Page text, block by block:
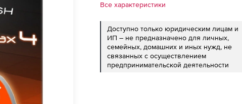
Все характеристики
Доступно только юридическим лицам и
ИП – не предназначено для личных,
семейных, домашних и иных нужд, не
связанных с осуществлением
предпринимательской деятельности